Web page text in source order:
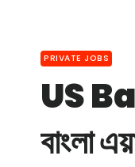
PRIVATE JOBS
US
বাংলা